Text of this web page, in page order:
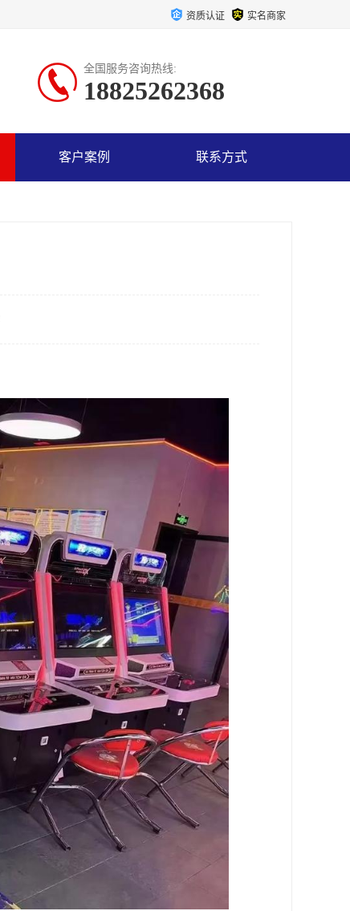
资质认证 实名商家
全国服务咨询热线:
18825262368
客户案例 联系方式